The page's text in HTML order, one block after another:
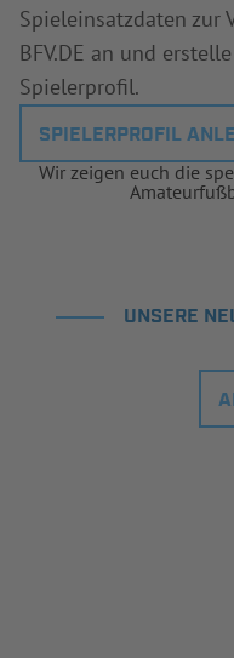
Spieleinsatzdaten zur
BFV.DE an und
Spielerprofil.
SPIELERPROFIL
Wir zeigen euch die
UNSERE